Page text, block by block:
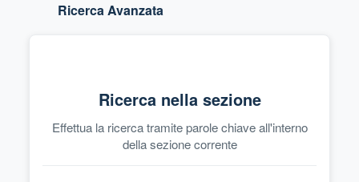
Ricerca Avanzata
Ricerca nella sezione
Effettua la ricerca tramite parole chiave all'interno
della sezione corrente